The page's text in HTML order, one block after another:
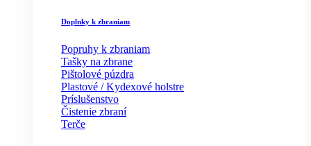
Doplnky k zbraniam
Popruhy k zbraniam
Tašky na zbrane
Pištolové púzdra
Plastové / Kydexové holstre
Príslušenstvo
Čistenie zbraní
Terče